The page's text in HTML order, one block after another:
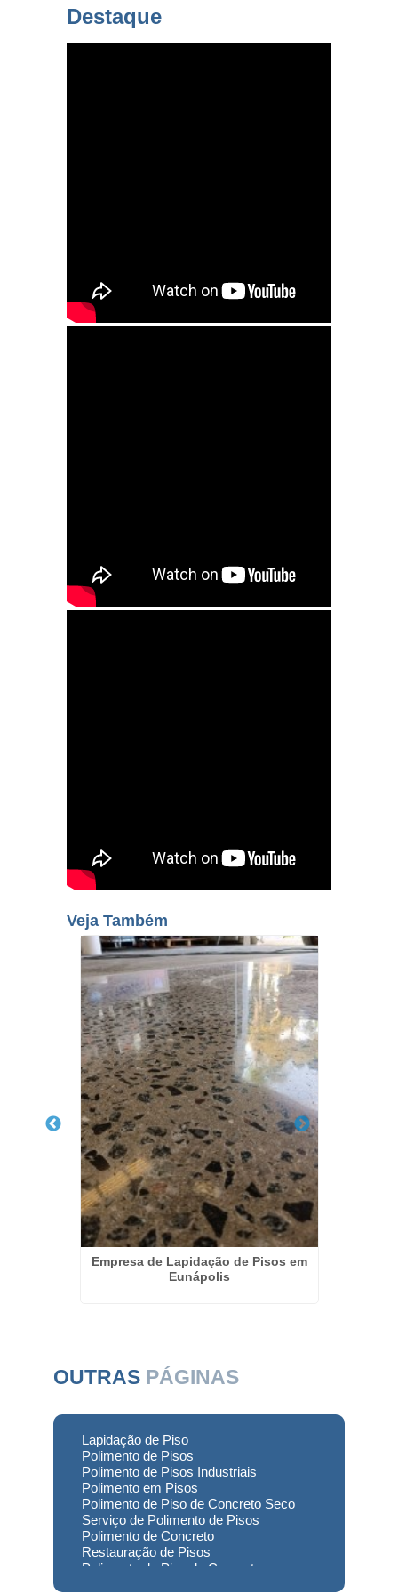
Destaque
Veja Também
Empresa de Lapidação de Pisos em
Eunápolis
OUTRAS PÁGINAS
Lapidação de Piso
Polimento de Pisos
Polimento de Pisos Industriais
Polimento em Pisos
Polimento de Piso de Concreto Seco
Serviço de Polimento de Pisos
Polimento de Concreto
Restauração de Pisos
Polimento de Piso de Concreto